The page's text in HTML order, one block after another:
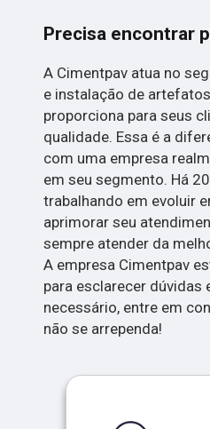
Precisa encontrar
A Cimentpav atua no
e instalação de
proporciona para seus
qualidade. Essa é a
com uma empresa
em seu segmento. Há
trabalhando em evoluir
aprimorar seu
sempre atender da
A empresa Cimentpav
para esclarecer dúvidas
necessário, entre em
não se arrependa!